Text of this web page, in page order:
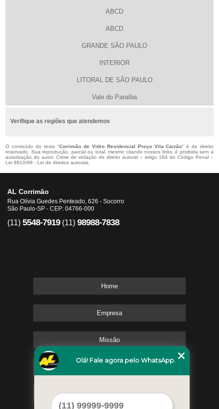
ABCD
ABCD
GRANDE SÃO PAULO
INTERIOR
LITORAL DE SÃO PAULO
Vale do Paraíba
Verifique as regiões que atendemos
O conteúdo do texto "Corrimão de Vidro Residencial Preço Vila Carrão" é de direito
reservado. Sua reprodução, parcial ou total, mesmo citando nossos links, é proibida sem a
autorização do autor. Crime de violação de direito autoral – artigo 184 do Código Penal –
Lei 9610/98 - Lei de direitos autorais
AL Corrimão
Rua Olívia Guedes Penteado, 626 - Socorro
São Paulo-SP - CEP: 04766-000
(11) 5548-7919 (11) 98988-7838
Home
Empresa
Missão
Contato
Olá! Fale agora pelo WhatsApp.